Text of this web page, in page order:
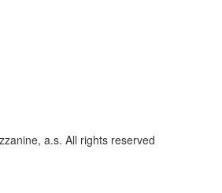
a.s. All rights reserved